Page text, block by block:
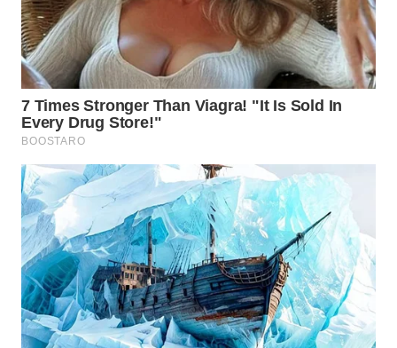
WN
SAMOSIR
WN
PADANG
LAWAS
WN
SUMEDANG
WN
CIANJUR
WN
KEPULAUAN